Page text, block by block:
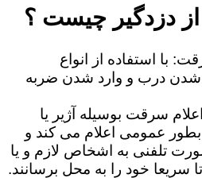
از دزدگیر چیست ؟
با استفاده از انواع
درب و وارد شدن ضربه
سرقت بوسیله آژیر یا
عمومی اعلام می کند و
تلفنی به اشخاص لازم و یا
سریعا خود را به محل برسانند.